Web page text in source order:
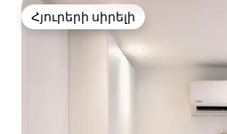
Հյուրերի սիրելի
Հյուրերի սիրելի